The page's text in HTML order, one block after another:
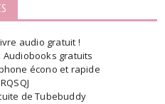
audio gratuit !
Audiobooks gratuits
écono et rapide
de Tubebuddy